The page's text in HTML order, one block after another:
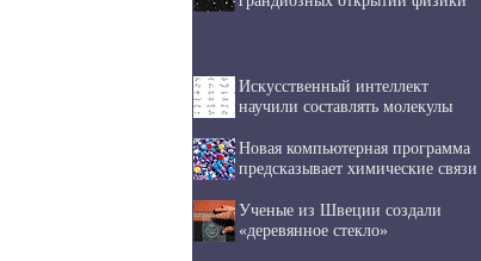
Искусственный интеллект
научили составлять молекулы
Новая компьютерная программа
предсказывает химические связи
Ученые из Швеции создали
«деревянное стекло»